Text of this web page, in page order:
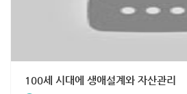
100세 시대에 생애설계와 자산관리